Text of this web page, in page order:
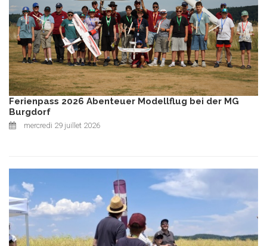
Ferienpass 2026 Abenteuer Modellflug bei der MG
Burgdorf
mercredi 29 juillet 2026